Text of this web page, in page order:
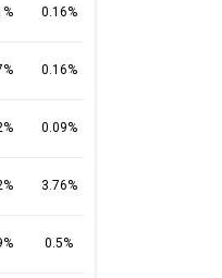
0.16%
0.16%
0.09%
3.76%
0.5%